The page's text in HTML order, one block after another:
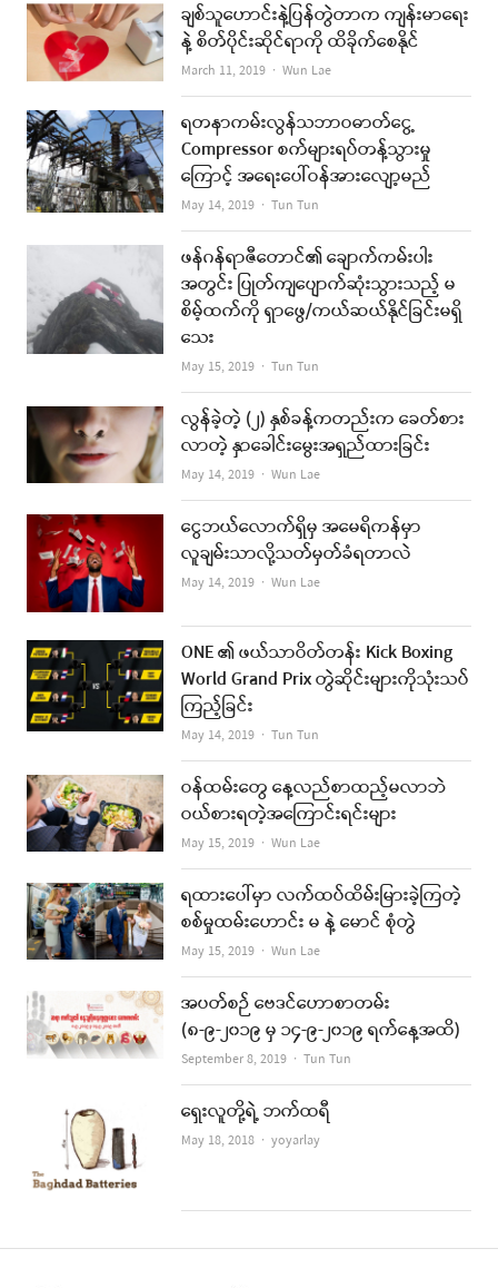
ချစ်သူဟောင်းနဲ့ပြန်တွဲတာက ကျန်းမာရေး
နဲ့ စိတ်ပိုင်းဆိုင်ရာကို ထိခိုက်စေနိုင်
March 11, 2019 Author
Wun Lae
ရတနာကမ်းလွန်သဘာဝဓာတ်ငွေ့
Compressor စက်များရပ်တန့်သွားမှု
ကြောင့် အရေးပေါ်ဝန်အားလျော့မည်
May 14, 2019 Author
Tun Tun
ဖန်ဂန်ရာဇီတောင်၏ ချောက်ကမ်းပါး
အတွင်း ပြုတ်ကျပျောက်ဆုံးသွားသည့် မ
စိမ့်ထက်ကို ရှာဖွေ/ကယ်ဆယ်နိုင်ခြင်းမရှိ
သေး
May 15, 2019 Author
Tun Tun
လွန်ခဲ့တဲ့ (၂) နှစ်ခန့်ကတည်းက ခေတ်စား
လာတဲ့ နှာခေါင်းမွေးအရှည်ထားခြင်း
May 14, 2019 Author
Wun Lae
ငွေဘယ်လောက်ရှိမှ အမေရိကန်မှာ
လူချမ်းသာလို့သတ်မှတ်ခံရတာလဲ
May 14, 2019 Author
Wun Lae
ONE ၏ ဖယ်သာဝိတ်တန်း Kick Boxing
World Grand Prix တွဲဆိုင်းများကိုသုံးသပ်
ကြည့်ခြင်း
May 14, 2019 Author
Tun Tun
ဝန်ထမ်းတွေ နေ့လည်စာထည့်မလာဘဲ
ဝယ်စားရတဲ့အကြောင်းရင်းများ
May 15, 2019 Author
Wun Lae
ရထားပေါ်မှာ လက်ထပ်ထိမ်းမြားခဲ့ကြတဲ့
စစ်မှုထမ်းဟောင်း မ နဲ့ မောင် စုံတွဲ
May 15, 2019 Author
Wun Lae
အပတ်စဉ် ဗေဒင်ဟောစာတမ်း
(၈-၉-၂၀၁၉ မှ ၁၄-၉-၂၀၁၉ ရက်နေ့အထိ)
September 8, 2019 Author
Tun Tun
ရှေးလူတို့ရဲ့ ဘက်ထရီ
May 18, 2018 Author
yoyarlay